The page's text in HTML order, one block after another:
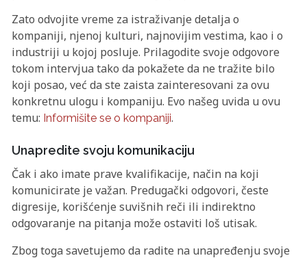
Zato odvojite vreme za istraživanje detalja o
kompaniji, njenoj kulturi, najnovijim vestima, kao i o
industriji u kojoj posluje. Prilagodite svoje odgovore
tokom intervjua tako da pokažete da ne tražite bilo
koji posao, već da ste zaista zainteresovani za ovu
konkretnu ulogu i kompaniju. Evo našeg uvida u ovu
temu: Informišite se o kompaniji.
Unapredite svoju komunikaciju
Čak i ako imate prave kvalifikacije, način na koji
komunicirate je važan. Predugački odgovori, česte
digresije, korišćenje suvišnih reči ili indirektno
odgovaranje na pitanja može ostaviti loš utisak.
Zbog toga savetujemo da radite na unapređenju svoje